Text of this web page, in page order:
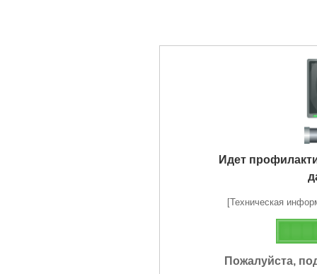
Идет
[Техническая
Пожалуйста,